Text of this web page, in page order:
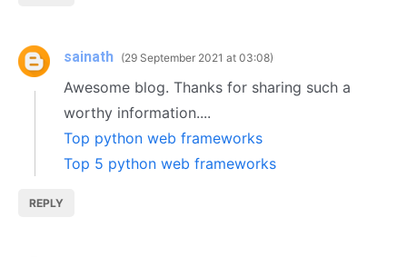
sainath 29 September 2021 at 03:08
Awesome blog. Thanks for sharing such a
worthy information....
Top python web frameworks
Top 5 python web frameworks
REPLY